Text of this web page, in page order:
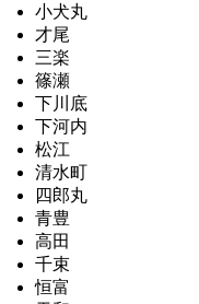
小犬丸
才尾
三楽
篠瀬
下川底
下河内
松江
清水町
四郎丸
青豊
高田
千束
恒富